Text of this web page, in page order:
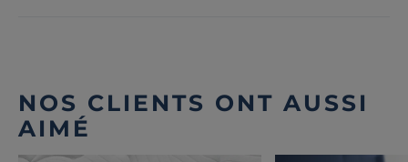
NOS CLIENTS ONT AUSSI
AIMÉ